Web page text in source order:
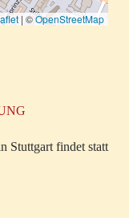
| ©OpenStreetMap
Stuttgart findet statt